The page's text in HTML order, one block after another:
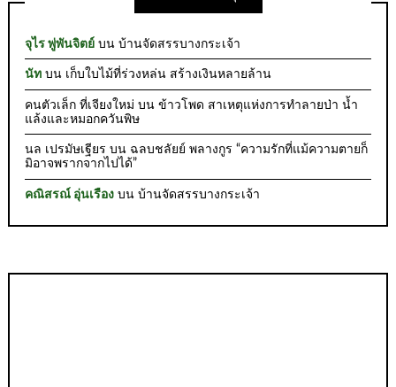
จุไร พู่พันจิตย์ บนบ้านจัดสรรบางกระเจ้า
นัท บน เก็บใบไม้ที่ร่วงหล่น สร้างเงินหลายล้าน
คนตัวเล็ก ที่เจียงใหม่ บนข้าวโพด สาเหตุแห่งการทำลายป่า น้ำ
แล้งและหมอกควันพิษ
นล เปรมัษเฐียร บน ฉลบชลัยย์ พลางกูร “ความรักที่แม้ความตายก็
มิอาจพรากจากไปได้”
คณิสรณ์ อุ่นเรือง บนบ้านจัดสรรบางกระเจ้า